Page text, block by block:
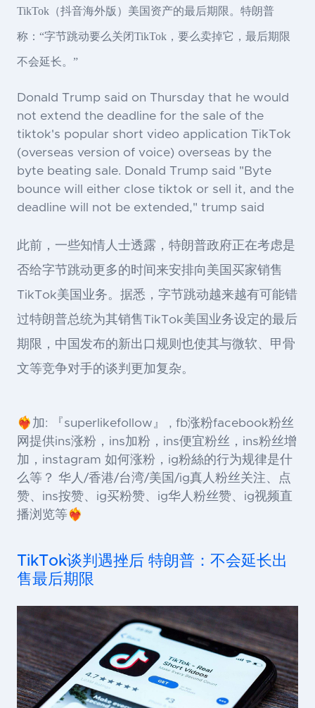
TikTok（抖音海外版）美国资产的最后期限。特朗普
称：“字节跳动要么关闭TikTok，要么卖掉它，最后期限
不会延长。”
Donald Trump said on Thursday that he would
not extend the deadline for the sale of the
tiktok's popular short video application TikTok
(overseas version of voice) overseas by the
byte beating sale. Donald Trump said "Byte
bounce will either close tiktok or sell it, and the
deadline will not be extended," trump said
此前，一些知情人士透露，特朗普政府正在考虑是
否给字节跳动更多的时间来安排向美国买家销售
TikTok美国业务。据悉，字节跳动越来越有可能错
过特朗普总统为其销售TikTok美国业务设定的最后
期限，中国发布的新出口规则也使其与微软、甲骨
文等竞争对手的谈判更加复杂。
❤️‍🔥加: 『superlikefollow』 , fb涨粉facebook粉丝
网提供ins涨粉，ins加粉，ins便宜粉丝，ins粉丝增
加，instagram 如何涨粉，ig粉絲的行为规律是什
么等？ 华人/香港/台湾/美国/ig真人粉丝关注、点
赞、ins按赞、ig买粉赞、ig华人粉丝赞、ig视频直
播浏览等❤️‍🔥
TikTok谈判遇挫后 特朗普：不会延长出
售最后期限